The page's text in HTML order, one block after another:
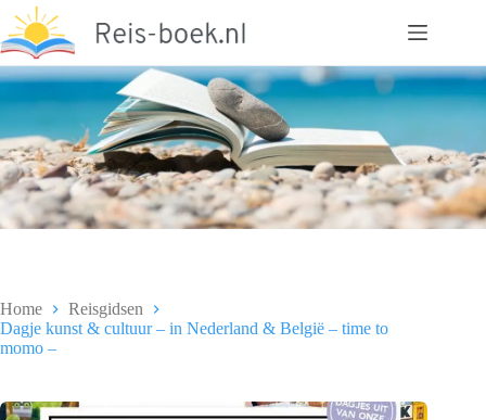
naar
de
inhoud
Home
Reisgidsen
Dagje kunst & cultuur – in Nederland & België – time to
momo –